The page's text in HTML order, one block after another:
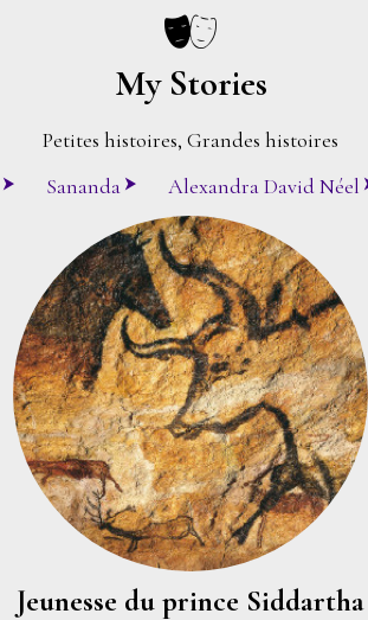
My Stories
Petites histoires, Grandes histoires
Sananda Alexandra David Néel
Jeunesse du prince Siddartha